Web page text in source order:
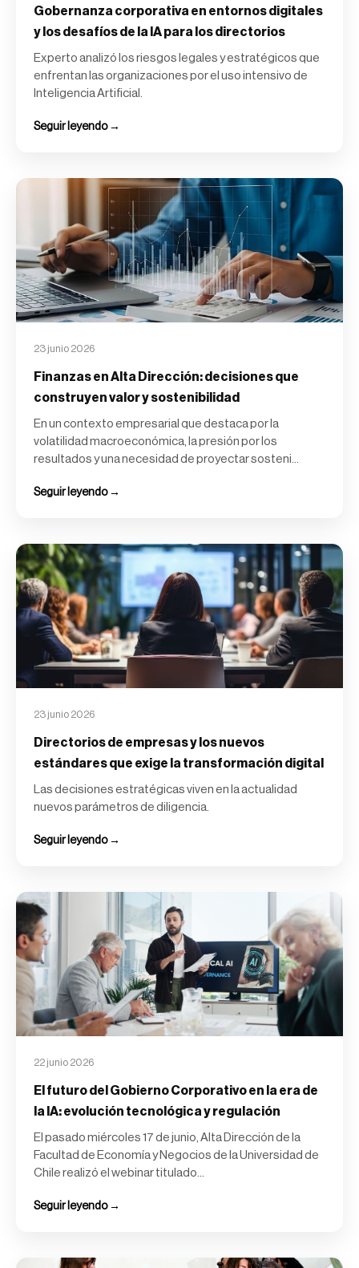
Gobernanza corporativa en entornos digitales
y los desafíos de la IA para los directorios
Experto analizó los riesgos legales y estratégicos que
enfrentan las organizaciones por el uso intensivo de
Inteligencia Artificial.
Seguir leyendo →
23 junio 2026
Finanzas en Alta Dirección: decisiones que
construyen valor y sostenibilidad
En un contexto empresarial que destaca por la
volatilidad macroeconómica, la presión por los
resultados y una necesidad de proyectar sosteni...
Seguir leyendo →
23 junio 2026
Directorios de empresas y los nuevos
estándares que exige la transformación digital
Las decisiones estratégicas viven en la actualidad
nuevos parámetros de diligencia.
Seguir leyendo →
22 junio 2026
El futuro del Gobierno Corporativo en la era de
la IA: evolución tecnológica y regulación
El pasado miércoles 17 de junio, Alta Dirección de la
Facultad de Economía y Negocios de la Universidad de
Chile realizó el webinar titulado...
Seguir leyendo →